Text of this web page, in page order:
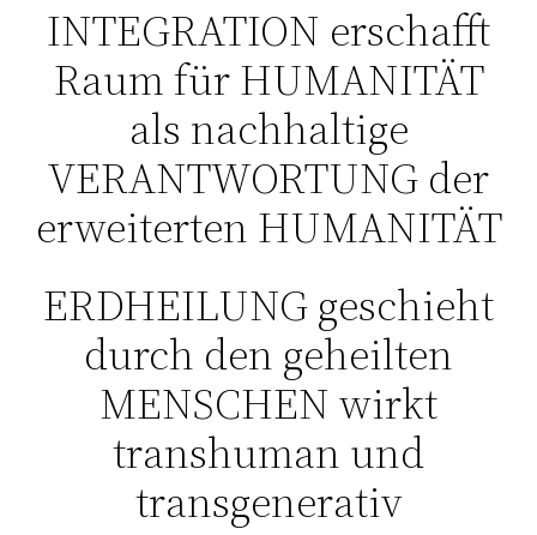
INTEGRATION erschafft
Raum für HUMANITÄT
als nachhaltige
VERANTWORTUNG der
erweiterten HUMANITÄT
ERDHEILUNG geschieht
durch den geheilten
MENSCHEN wirkt
transhuman und
transgenerativ